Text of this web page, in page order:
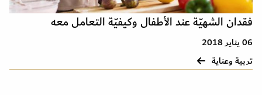
فقدان الشهيّة عند الأطفال وكيفيّة التعامل معه
06 يناير 2018
تربية وعناية